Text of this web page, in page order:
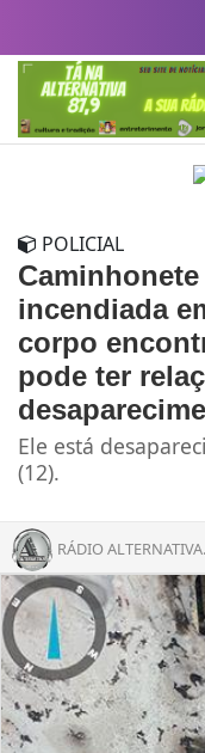
POLICIAL
incendiada
corpo
pode ter
Ele está
(12).
RÁDIO